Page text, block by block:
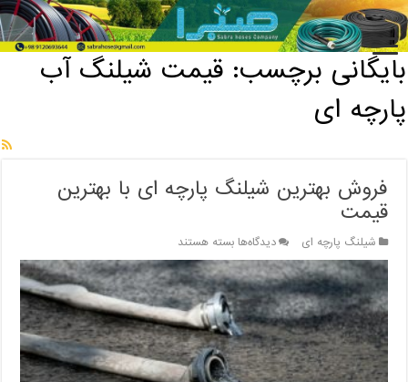
خانه / بایگانی برچسب: قیمت شیلنگ آب پارچه ای
بایگانی برچسب:قیمت شیلنگ آب
پارچه ای
فروش بهترین شیلنگ پارچه ای با بهترین
قیمت
شیلنگ پارچه ای دیدگاه‌هابرای
فروش
بهترین
شیلنگ
پارچه
ای
با
بهترین
قیمت
بسته هستند